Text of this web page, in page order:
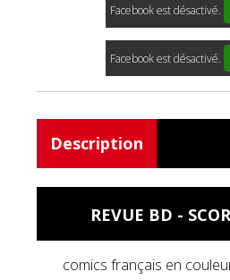
Facebook est désactivé.
Facebook est désactivé.
Description
REVUE BD -
comics français en